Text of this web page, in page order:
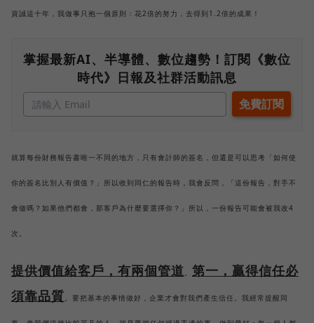
資誠這十年，我做事只抱一個原則：花2倍的努力，去得到1.2倍的成果！
掌握最新AI、半導體、數位趨勢！訂閱《數位
時代》日報及社群活動訊息
就算每份財務報告書唯一不同的地方，只有會計師的簽名，但還是可以思考「如何使
你的簽名比別人有價值？」所以收到同仁的報告時，我會反問，「這份報告，對手不
會做嗎？如果他們都會，那客戶為什麼要選擇你？」所以，一份報告可能會被我改4
次。
提供價值給客戶，有兩個管道 第一，贏得信任必
須靠品質 。要把基本的事情做好，企業才會對我們產生信任。我經常提醒同